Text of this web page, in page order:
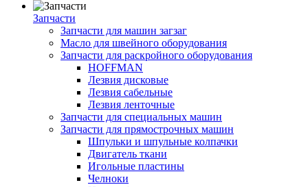
Запчасти
Запчасти для машин загзаг
Масло для швейного оборудования
Запчасти для раскройного оборудования
HOFFMAN
Лезвия дисковые
Лезвия сабельные
Лезвия ленточные
Запчасти для специальных машин
Запчасти для прямострочных машин
Шпульки и шпульные колпачки
Двигатель ткани
Игольные пластины
Челноки